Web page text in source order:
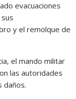
evacuaciones
y el remolque de
el mando militar
las autoridades
daños.